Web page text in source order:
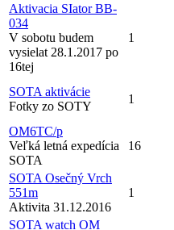
Aktivacia SIator BB-
034
V sobotu budem
vysielat 28.1.2017 po
16tej
1
SOTA aktivácie
Fotky zo SOTY
1
OM6TC/p
Veľká letná expedícia
SOTA
16
SOTA Osečný Vrch
551m
Aktivita 31.12.2016
1
SOTA watch OM